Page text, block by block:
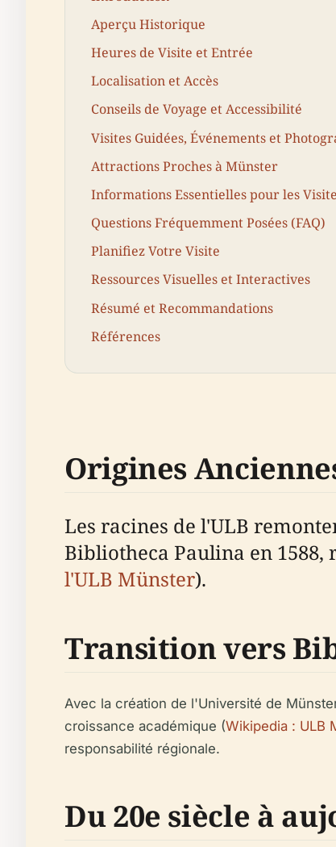
Aperçu Historique
Heures de Visite et Entrée
Localisation et Accès
Conseils de Voyage et Accessibilité
Visites Guidées, Événements et
Attractions Proches à Münster
Informations Essentielles pour les
Questions Fréquemment Posées (FAQ)
Planifiez Votre Visite
Ressources Visuelles et Interactives
Résumé et Recommandations
Références
Origines
Les racines de l'ULB
Bibliotheca Paulina en
l'ULB Münster).
Transition vers
Avec la création de l'Université de
croissance académique (Wikipedia : ULB
responsabilité régionale.
Du 20e siècle à